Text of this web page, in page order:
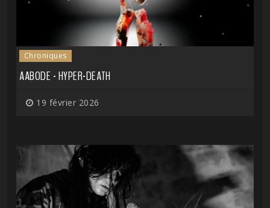
Chroniques
AABODE - HYPER-DEATH
19 février 2026